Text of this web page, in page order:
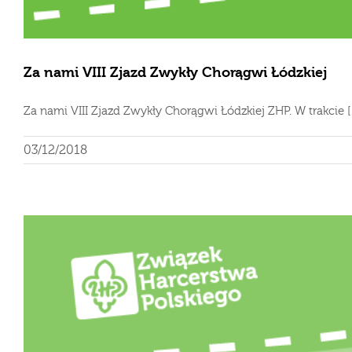
Za nami VIII Zjazd Zwykły Chorągwi Łódzkiej
Za nami VIII Zjazd Zwykły Chorągwi Łódzkiej ZHP. W trakcie
03/12/2018